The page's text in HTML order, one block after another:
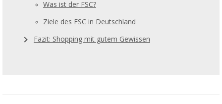
Was ist der FSC?
Ziele des FSC in Deutschland
Fazit: Shopping mit gutem Gewissen